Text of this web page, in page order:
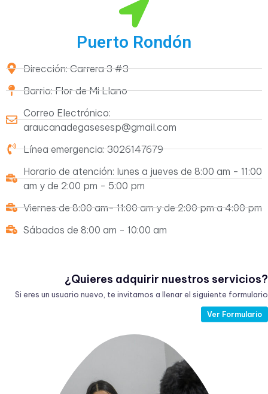
Puerto Rondón
Dirección: Carrera 3 #3
Barrio: Flor de Mi Llano
Correo Electrónico:
araucanadegasesesp@gmail.com
Línea emergencia: 3026147679
Horario de atención: lunes a jueves de 8:00 am - 11:00
am y de 2:00 pm - 5:00 pm
Viernes de 8:00 am- 11:00 am y de 2:00 pm a 4:00 pm
Sábados de 8:00 am - 10:00 am
¿Quieres adquirir nuestros servicios?
Si eres un usuario nuevo, te invitamos a llenar el siguiente formulario
Ver Formulario